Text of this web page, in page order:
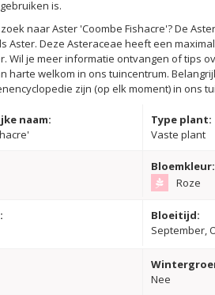
is.
naar Aster 'Coombe Fishacre'? De
Aster. Deze Asteraceae heeft een
Wil je meer informatie ontvangen of tips
harte welkom in ons tuincentrum.
zijn (op elk moment) in ons
naam:
Type plant:
Vaste plant
Bloemkleur:
Roze
Bloeitijd:
September,
Nee